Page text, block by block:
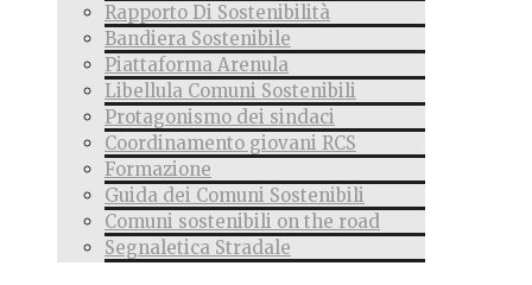
Rapporto Di Sostenibilità
Bandiera Sostenibile
Piattaforma Arenula
Libellula Comuni Sostenibili
Protagonismo dei sindaci
Coordinamento giovani RCS
Formazione
Guida dei Comuni Sostenibili
Comuni sostenibili on the road
Segnaletica Stradale